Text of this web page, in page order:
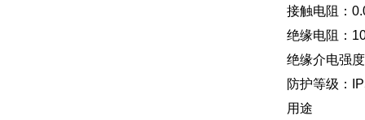
接触电阻：
绝缘电阻：
绝缘介电强
防护等级：
用途